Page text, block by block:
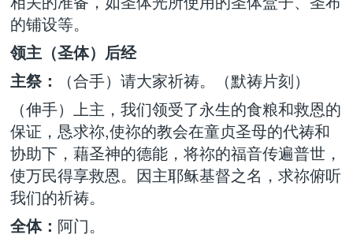
的铺设等。
领主（圣体）后经
主祭：
（合手）请大家祈祷。（默祷片刻）
（伸手）上主，我们领受了永生的食粮和救恩的
保证，恳求祢,使祢的教会在童贞圣母的代祷和
协助下，藉圣神的德能，将祢的福音传遍普世，
使万民得享救恩。因主耶稣基督之名，求祢俯听
我们的祈祷。
全体： 阿门。